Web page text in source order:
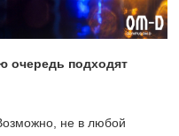
очередь подходят
не в любой